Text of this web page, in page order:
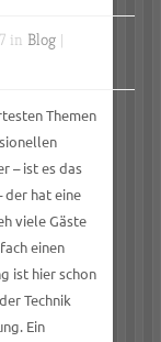
in Blog |
Themen
– ist es das
der hat eine
viele Gäste
einen
ist hier schon
Technik
Ein